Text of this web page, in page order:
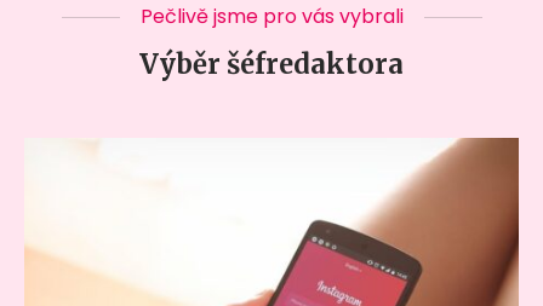
Pečlivě jsme pro vás vybrali
Výběr šéfredaktora